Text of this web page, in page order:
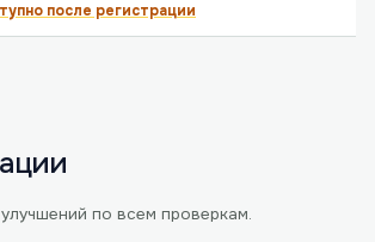
после регистрации
по всем проверкам.